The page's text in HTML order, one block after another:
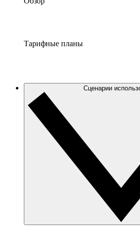
Тарифные планы
Сценарии